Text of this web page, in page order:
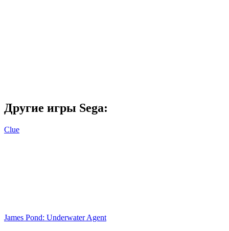
Другие игры Sega:
Clue
James Pond: Underwater Agent